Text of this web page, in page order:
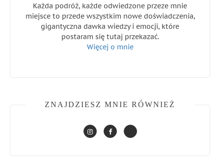
Każda podróż, każde odwiedzone przeze mnie
miejsce to przede wszystkim nowe doświadczenia,
gigantyczna dawka wiedzy i emocji, które
postaram się tutaj przekazać.
Więcej o mnie
ZNAJDZIESZ MNIE RÓWNIEŻ